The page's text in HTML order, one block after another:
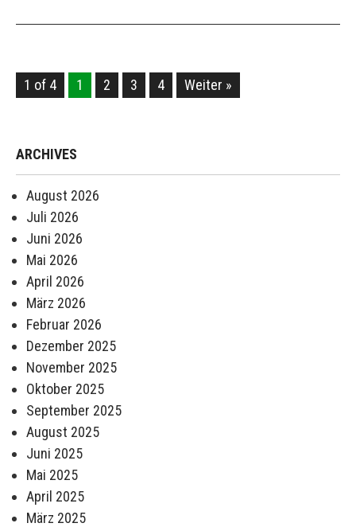
1 of 4 1 2 3 4 Weiter »
ARCHIVES
August 2026
Juli 2026
Juni 2026
Mai 2026
April 2026
März 2026
Februar 2026
Dezember 2025
November 2025
Oktober 2025
September 2025
August 2025
Juni 2025
Mai 2025
April 2025
März 2025